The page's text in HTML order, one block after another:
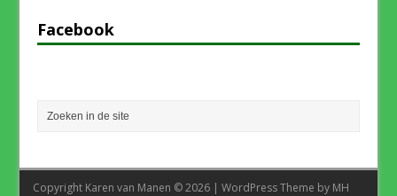
Facebook
Copyright Karen van Manen © 2026 | WordPress Theme by MH